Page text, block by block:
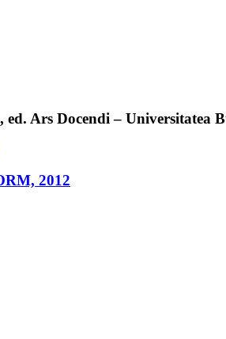
Ars Docendi – Universitatea
2012